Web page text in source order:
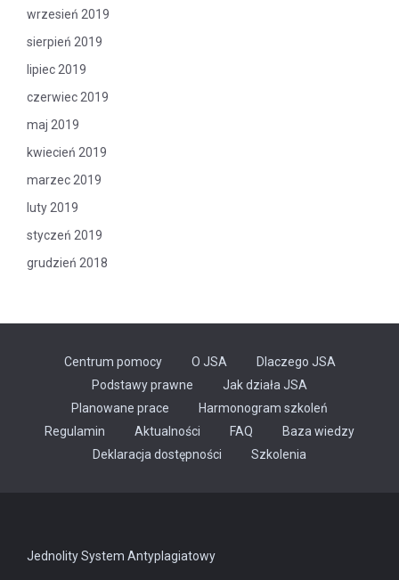
wrzesień 2019
sierpień 2019
lipiec 2019
czerwiec 2019
maj 2019
kwiecień 2019
marzec 2019
luty 2019
styczeń 2019
grudzień 2018
Centrum pomocy O JSA
Dlaczego JSA
Podstawy prawne
Jak działa JSA
Planowane prace
Harmonogram szkoleń
Regulamin
Aktualności FAQ
Baza wiedzy
Deklaracja dostępności
Szkolenia
Jednolity System Antyplagiatowy